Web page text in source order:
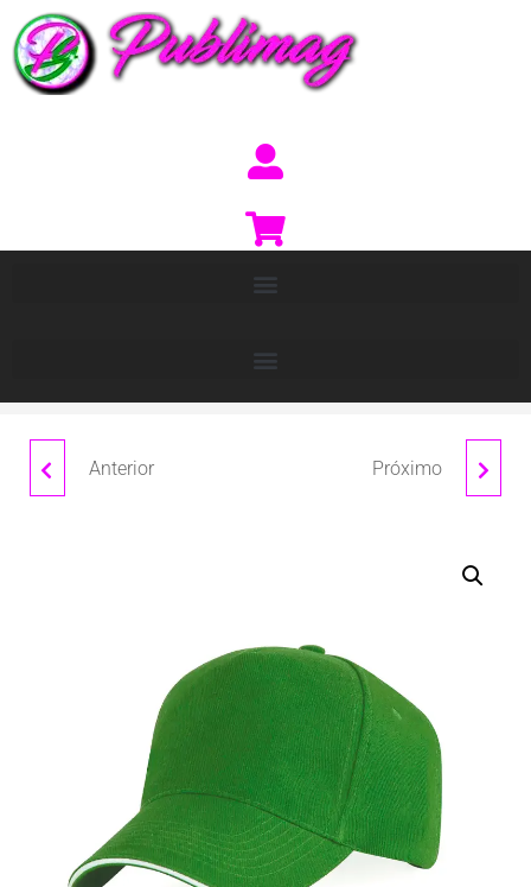
Anterior Próximo